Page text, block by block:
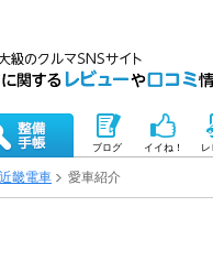
ブログ イイね！ レ
近畿電車 愛車紹介